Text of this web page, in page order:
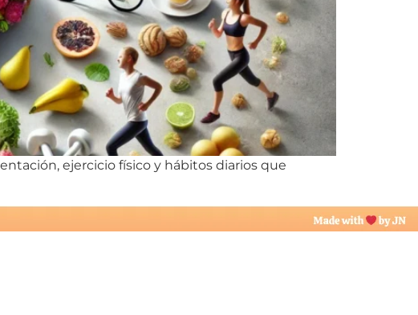
ejercicio físico y hábitos diarios que